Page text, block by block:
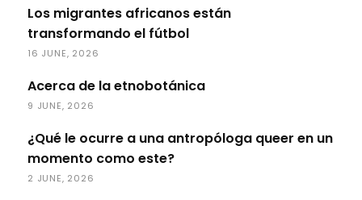
Los migrantes africanos están
transformando el fútbol
16 JUNE, 2026
Acerca de la etnobotánica
9 JUNE, 2026
¿Qué le ocurre a una antropóloga queer en un
momento como este?
2 JUNE, 2026